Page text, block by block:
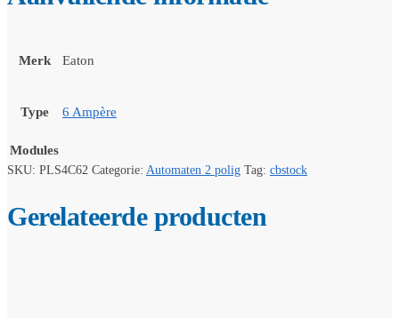
Merk Eaton
Type 6 Ampère
Modules
SKU: PLS4C62 Categorie: Automaten 2 polig Tag: cbstock
Gerelateerde producten